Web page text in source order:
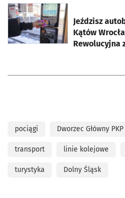
Jeździsz
Kątów
Rewolucyjna
otworzy się w nowej karcie
pociągi Dworzec Główny PKP
transport linie kolejowe
turystyka Dolny Śląsk